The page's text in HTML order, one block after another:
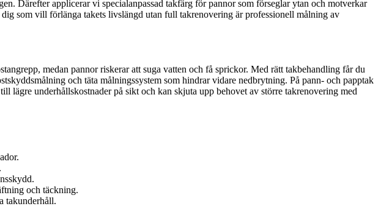
Därefter applicerar vi specialanpassad takfärg för pannor som förseglar ytan och motverkar
som vill förlänga takets livslängd utan full takrenovering är professionell målning av
medan pannor riskerar att suga vatten och få sprickor. Med rätt takbehandling får du
och täta målningssystem som hindrar vidare nedbrytning. På pann- och papptak
lägre underhållskostnader på sikt och kan skjuta upp behovet av större takrenovering med
och täckning.
takunderhåll.